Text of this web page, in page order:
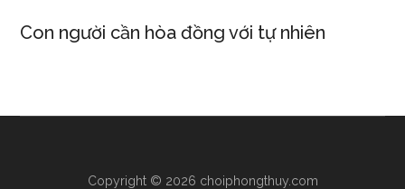
Con người cần hòa đồng với tự nhiên
Copyright © 2026 choiphongthuy.com